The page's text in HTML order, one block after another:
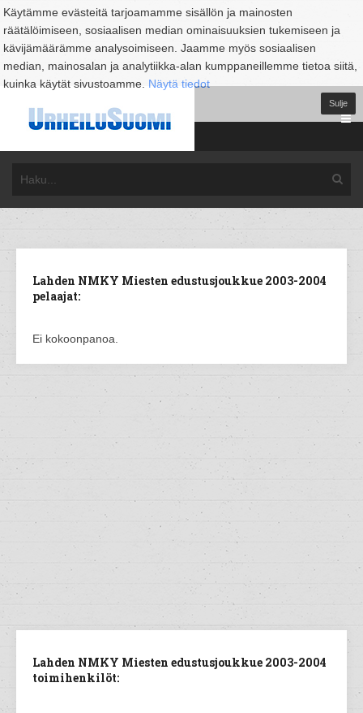
Käytämme evästeitä tarjoamamme sisällön ja mainosten
räätälöimiseen, sosiaalisen median ominaisuuksien tukemiseen ja
kävijämäärämme analysoimiseen. Jaamme myös sosiaalisen
median, mainosalan ja analytiikka-alan kumppaneillemme tietoa siitä,
kuinka käytät sivustoamme. Näytä tiedot
Sulje
Lahden NMKY Miesten edustusjoukkue 2003-2004
pelaajat:
Ei kokoonpanoa.
Lahden NMKY Miesten edustusjoukkue 2003-2004
toimihenkilöt: